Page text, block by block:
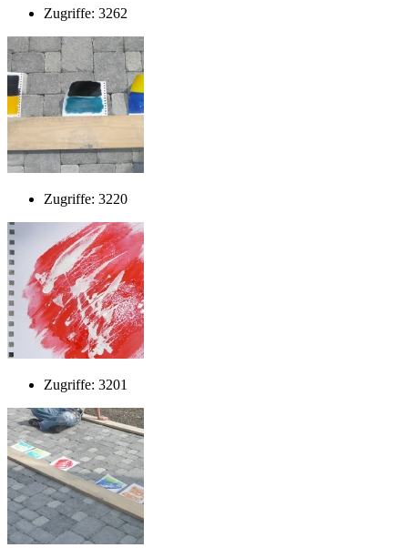
Zugriffe: 3262
Zugriffe: 3220
Zugriffe: 3201